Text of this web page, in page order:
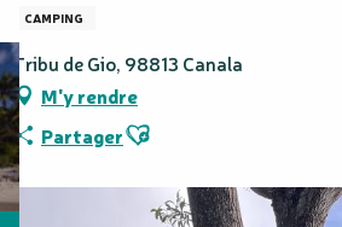
CAMPING
Tribu de Gio, 98813 Canala
M'y rendre
PartagerAjouter aux favoris